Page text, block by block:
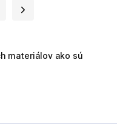
materiálov ako sú